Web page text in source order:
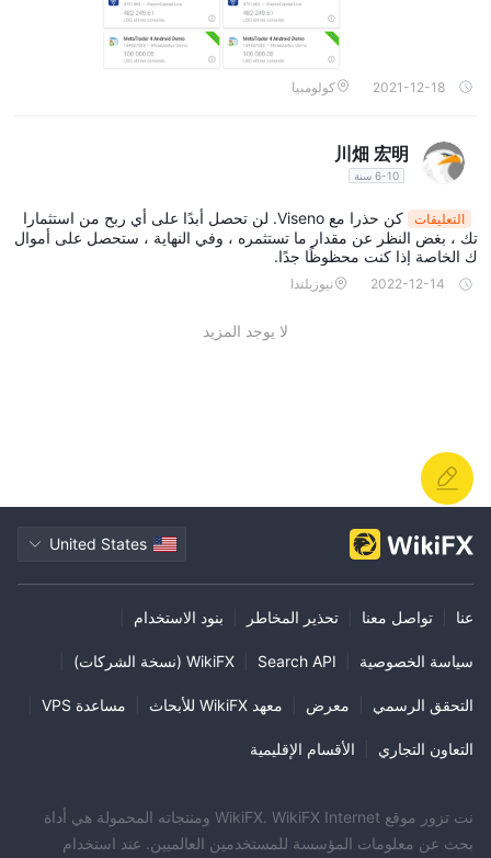
2021-12-18 كولومبيا
川畑 宏明
6-10 سنة
التعليقات
كن حذرا مع Viseno. لن تحصل أبدًا على أي ربح من استثمارا
تك ، بغض النظر عن مقدار ما تستثمره ، وفي النهاية ، ستحصل على أموال
ك الخاصة إذا كنت محظوظًا جدًا.
2022-12-14 نيوزيلندا
لا يوجد المزيد
United States
عنا تواصل معنا تحذير المخاطر بنود الاستخدام
سياسة الخصوصية Search API WikiFX (نسخة الشركات)
التحقق الرسمي معرض معهد WikiFX للأبحاث مساعدة VPS
التعاون التجاري الأقسام الإقليمية
نت تزور موقع WikiFX. WikiFX Internet ومنتجاته المحمولة هي أداة
بحث عن معلومات المؤسسة للمستخدمين العالميين. عند استخدام